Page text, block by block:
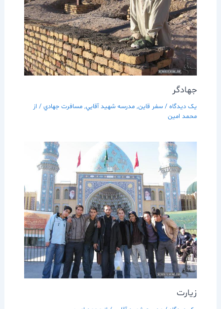
جهادگر
یک دیدگاه / سفر قاين, مدرسه شهيد آقايي, مسافرت جهادي/ از
محمد امین
زيارت